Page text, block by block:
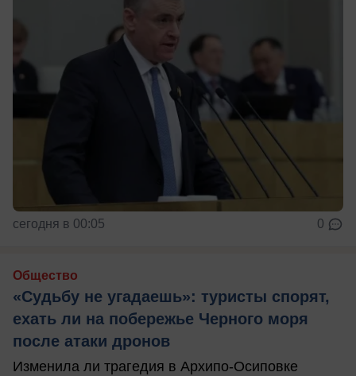
сегодня в 00:05 0
Общество
«Судьбу не угадаешь»: туристы спорят,
ехать ли на побережье Черного моря
после атаки дронов
Изменила ли трагедия в Архипо-Осиповке